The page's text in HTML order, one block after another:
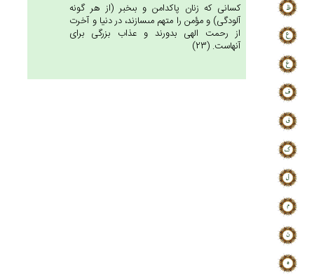
كسانى كه زنان پاكدامن و بى‏خبر (از هر گونه
آلودگى) و مؤمن را متهم مى‏سازند، در دنيا و آخرت
از رحمت الهى بدورند و عذاب بزرگى براى
آنهاست. (23)